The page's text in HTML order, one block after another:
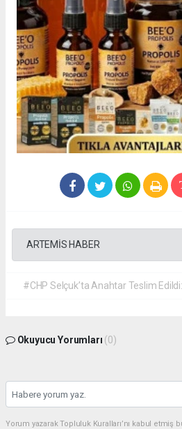
ARTEMİS HABER
#CHP Selçuk’ta Anahtar Teslim Edildi:
Okuyucu Yorumları (0)
Yorum yazarak Topluluk Kuralları’nı kabul etmiş